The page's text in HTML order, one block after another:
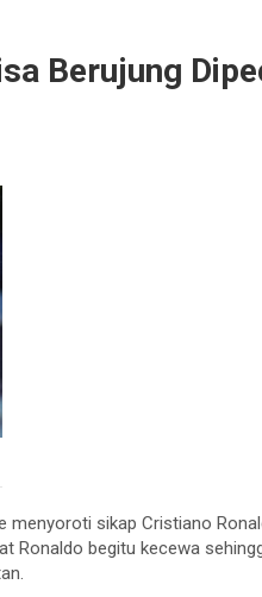
Berujung
menyoroti sikap Cristiano
Ronaldo begitu kecewa